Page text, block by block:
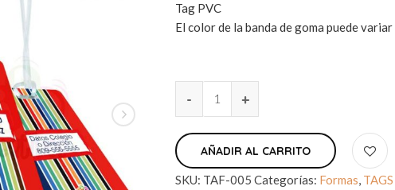
Tag PVC
El color de la banda de goma puede
AÑADIR AL CARRITO
SKU: TAF-005 Categorías: Formas,